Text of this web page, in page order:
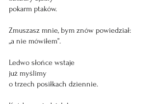
pokarm ptaków.
Zmuszasz mnie, bym znów powiedział:
„a nie mówiłem”.
Ledwo słońce wstaje
już myślimy
o trzech posiłkach dziennie.